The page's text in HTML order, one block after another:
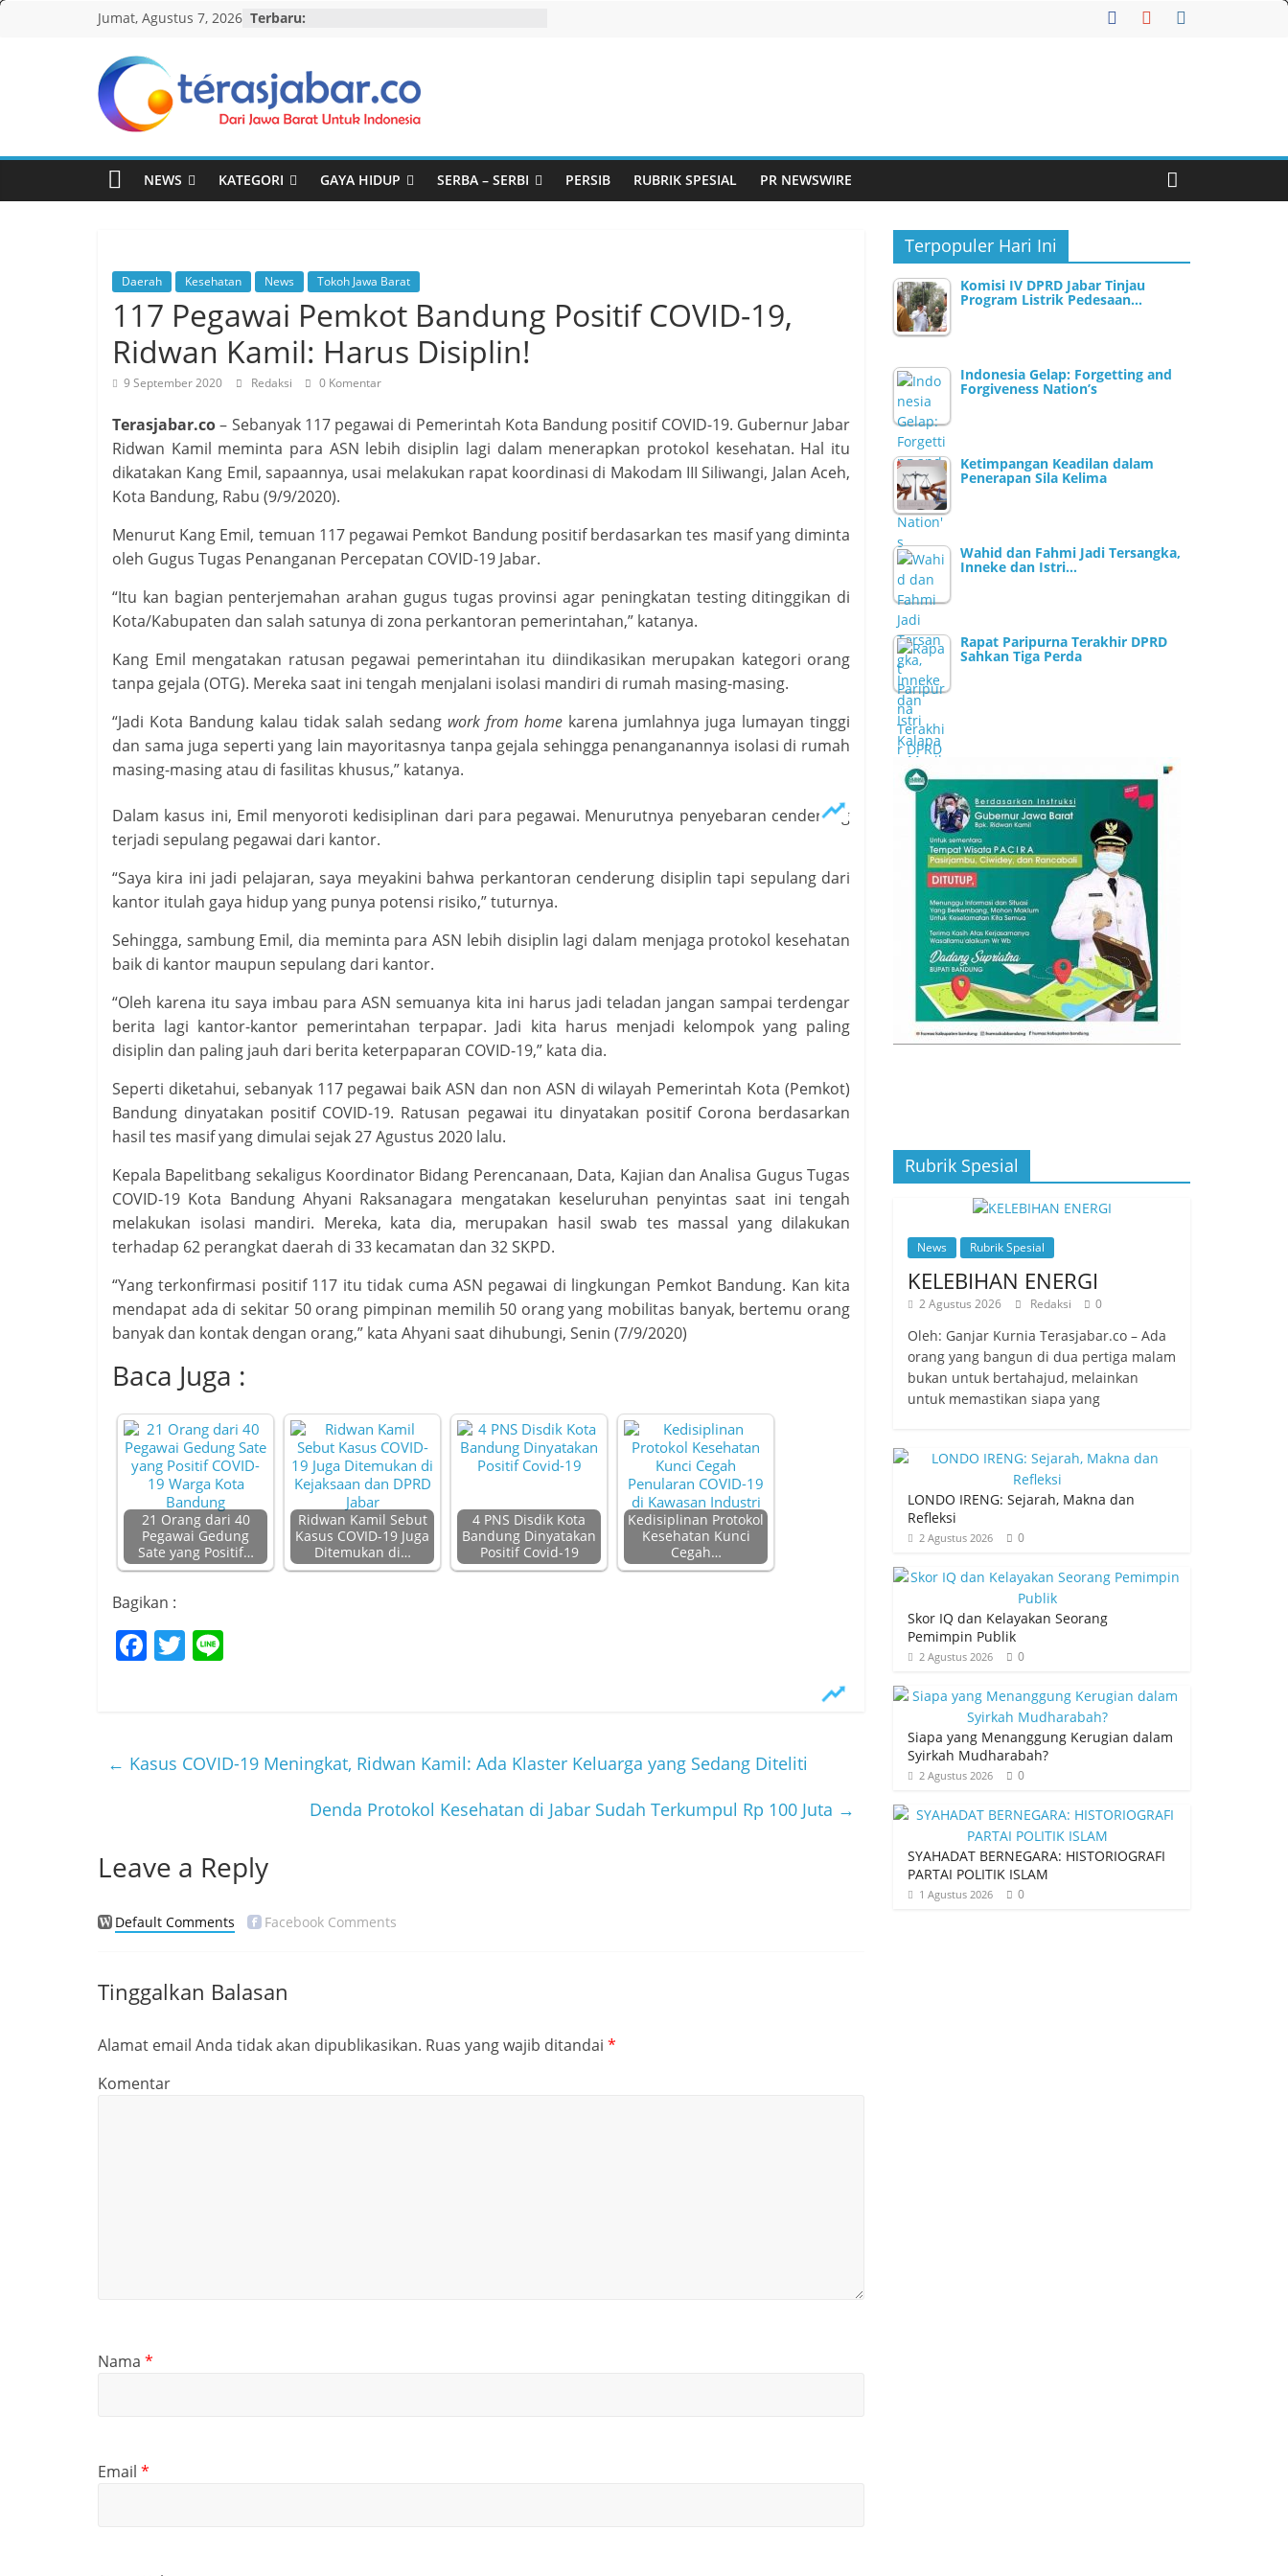
Skip
Jumat, Agustus 7, 2026 Terbaru:
Teras
Jabar
NEWS KATEGORI GAYA HIDUP SERBA – SERBI PERSIB RUBRIK SPESIAL PR NEWSWIRE
Daerah Kesehatan News Tokoh Jawa Barat
117 Pegawai Pemkot Bandung Positif COVID-19,
Ridwan Kamil: Harus Disiplin!
9 September 2020 Redaksi 0 Komentar
Terasjabar.co– Sebanyak 117 pegawai di Pemerintah Kota Bandung positif COVID-19. Gubernur Jabar
Ridwan Kamil meminta para ASN lebih disiplin lagi dalam menerapkan protokol kesehatan. Hal itu
dikatakan Kang Emil, sapaannya, usai melakukan rapat koordinasi di Makodam III Siliwangi, Jalan Aceh,
Kota Bandung, Rabu (9/9/2020).
Menurut Kang Emil, temuan 117 pegawai Pemkot Bandung positif berdasarkan tes masif yang diminta
oleh Gugus Tugas Penanganan Percepatan COVID-19 Jabar.
“Itu kan bagian penterjemahan arahan gugus tugas provinsi agar peningkatan testing ditinggikan di
Kota/Kabupaten dan salah satunya di zona perkantoran pemerintahan,” katanya.
Kang Emil mengatakan ratusan pegawai pemerintahan itu diindikasikan merupakan kategori orang
tanpa gejala (OTG). Mereka saat ini tengah menjalani isolasi mandiri di rumah masing-masing.
“Jadi Kota Bandung kalau tidak salah sedang work from home karena jumlahnya juga lumayan tinggi
dan sama juga seperti yang lain mayoritasnya tanpa gejala sehingga penanganannya isolasi di rumah
masing-masing atau di fasilitas khusus,” katanya.
Dalam kasus ini, Emil menyoroti kedisiplinan dari para pegawai. Menurutnya penyebaran cenderung
terjadi sepulang pegawai dari kantor.
“Saya kira ini jadi pelajaran, saya meyakini bahwa perkantoran cenderung disiplin tapi sepulang dari
kantor itulah gaya hidup yang punya potensi risiko,” tuturnya.
Sehingga, sambung Emil, dia meminta para ASN lebih disiplin lagi dalam menjaga protokol kesehatan
baik di kantor maupun sepulang dari kantor.
“Oleh karena itu saya imbau para ASN semuanya kita ini harus jadi teladan jangan sampai terdengar
berita lagi kantor-kantor pemerintahan terpapar. Jadi kita harus menjadi kelompok yang paling
disiplin dan paling jauh dari berita keterpaparan COVID-19,” kata dia.
Seperti diketahui, sebanyak 117 pegawai baik ASN dan non ASN di wilayah Pemerintah Kota (Pemkot)
Bandung dinyatakan positif COVID-19. Ratusan pegawai itu dinyatakan positif Corona berdasarkan
hasil tes masif yang dimulai sejak 27 Agustus 2020 lalu.
Kepala Bapelitbang sekaligus Koordinator Bidang Perencanaan, Data, Kajian dan Analisa Gugus Tugas
COVID-19 Kota Bandung Ahyani Raksanagara mengatakan keseluruhan penyintas saat ini tengah
melakukan isolasi mandiri. Mereka, kata dia, merupakan hasil swab tes massal yang dilakukan
terhadap 62 perangkat daerah di 33 kecamatan dan 32 SKPD.
“Yang terkonfirmasi positif 117 itu tidak cuma ASN pegawai di lingkungan Pemkot Bandung. Kan kita
mendapat ada di sekitar 50 orang pimpinan memilih 50 orang yang mobilitas banyak, bertemu orang
banyak dan kontak dengan orang,” kata Ahyani saat dihubungi, Senin (7/9/2020)
Baca Juga :
21 Orang dari 40
Pegawai Gedung
Sate yang Positif…
Ridwan Kamil Sebut
Kasus COVID-19 Juga
Ditemukan di…
4 PNS Disdik Kota
Bandung Dinyatakan
Positif Covid-19
Kedisiplinan Protokol
Kesehatan Kunci
Cegah…
Bagikan :
F
b
k
T
← Kasus COVID-19 Meningkat, Ridwan Kamil: Ada Klaster Keluarga yang Sedang Diteliti
Denda Protokol Kesehatan di Jabar Sudah Terkumpul Rp 100 Juta →
Leave a Reply
Default Comments Facebook Comments
Tinggalkan Balasan
Alamat email Anda tidak akan dipublikasikan. Ruas yang wajib ditandai *
Komentar
Nama *
Email *
Terpopuler Hari Ini
Komisi IV DPRD Jabar Tinjau
Program Listrik Pedesaan…
Indonesia Gelap: Forgetting and
Forgiveness Nation’s
Ketimpangan Keadilan dalam
Penerapan Sila Kelima
Wahid dan Fahmi Jadi Tersangka,
Inneke dan Istri…
Rapat Paripurna Terakhir DPRD
Sahkan Tiga Perda
Rubrik Spesial
News Rubrik Spesial
KELEBIHAN ENERGI
2 Agustus 2026 Redaksi 0
Oleh: Ganjar Kurnia Terasjabar.co – Ada
orang yang bangun di dua pertiga malam
bukan untuk bertahajud, melainkan
untuk memastikan siapa yang
LONDO IRENG: Sejarah, Makna dan
Refleksi
2 Agustus 2026 0
Skor IQ dan Kelayakan Seorang
Pemimpin Publik
2 Agustus 2026 0
Siapa yang Menanggung Kerugian dalam
Syirkah Mudharabah?
2 Agustus 2026 0
SYAHADAT BERNEGARA: HISTORIOGRAFI
PARTAI POLITIK ISLAM
1 Agustus 2026 0